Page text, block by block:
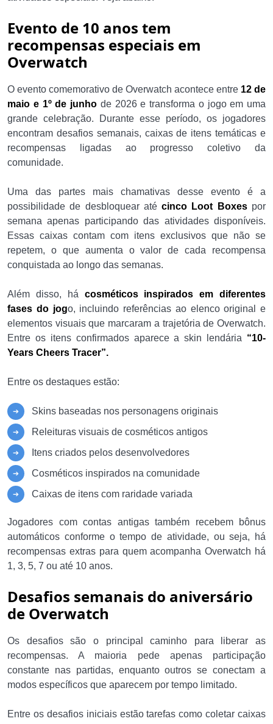
Evento de 10 anos tem
recompensas especiais em
Overwatch
O evento comemorativo de Overwatch acontece entre 12 de
maio e 1º de junho de 2026 e transforma o jogo em uma
grande celebração. Durante esse período, os jogadores
encontram desafios semanais, caixas de itens temáticas e
recompensas ligadas ao progresso coletivo da
comunidade.
Uma das partes mais chamativas desse evento é a
possibilidade de desbloquear atécinco Loot Boxespor
semana apenas participando das atividades disponíveis.
Essas caixas contam com itens exclusivos que não se
repetem, o que aumenta o valor de cada recompensa
conquistada ao longo das semanas.
Além disso, há cosméticos inspirados em diferentes
fases do jogo, incluindo referências ao elenco original e
elementos visuais que marcaram a trajetória de Overwatch.
Entre os itens confirmados aparece a skin lendária “10-
Years Cheers Tracer”.
Entre os destaques estão:
Skins baseadas nos personagens originais
Releituras visuais de cosméticos antigos
Itens criados pelos desenvolvedores
Cosméticos inspirados na comunidade
Caixas de itens com raridade variada
Jogadores com contas antigas também recebem bônus
automáticos conforme o tempo de atividade, ou seja, há
recompensas extras para quem acompanha Overwatch há
1, 3, 5, 7 ou até 10 anos.
Desafios semanais do aniversário
de Overwatch
Os desafios são o principal caminho para liberar as
recompensas. A maioria pede apenas participação
constante nas partidas, enquanto outros se conectam a
modos específicos que aparecem por tempo limitado.
Entre os desafios iniciais estão tarefas como coletar caixas